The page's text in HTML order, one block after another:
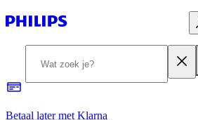
Betaal later met Klarna